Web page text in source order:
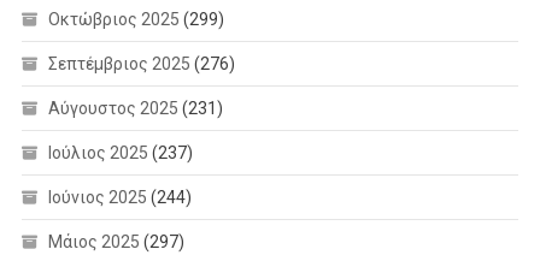
Οκτώβριος 2025 (299)
Σεπτέμβριος 2025 (276)
Αύγουστος 2025 (231)
Ιούλιος 2025 (237)
Ιούνιος 2025 (244)
Μάιος 2025 (297)